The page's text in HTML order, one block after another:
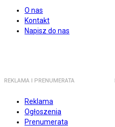
O nas
Kontakt
Napisz do nas
REKLAMA I PRENUMERATA
Reklama
Ogłoszenia
Prenumerata